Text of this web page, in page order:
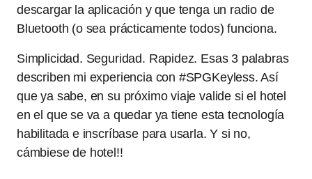
descargar la aplicación y que tenga un radio de
Bluetooth (o sea prácticamente todos) funciona.
Simplicidad. Seguridad. Rapidez. Esas 3 palabras
describen mi experiencia con #SPGKeyless. Así
que ya sabe, en su próximo viaje valide si el hotel
en el que se va a quedar ya tiene esta tecnología
habilitada e inscríbase para usarla. Y si no,
cámbiese de hotel!!